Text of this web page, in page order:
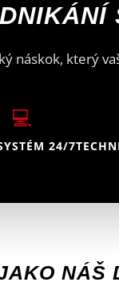
náskok, který
💻
24/7
NÁŠ